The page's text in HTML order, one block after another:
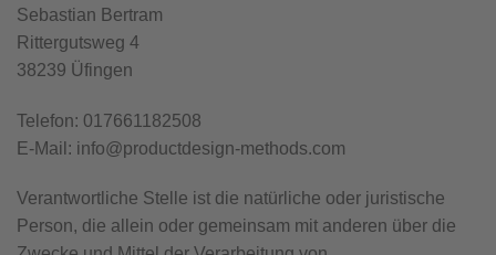
Sebastian Bertram
Rittergutsweg 4
38239 Üfingen
Telefon: 017661182508
E-Mail: info@productdesign-methods.com
Verantwortliche Stelle ist die natürliche oder juristische
Person, die allein oder gemeinsam mit anderen über die